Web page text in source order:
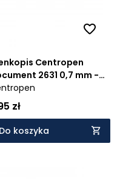
Centropen
2631 0,7 mm -
(0000100)
zł
Do koszyka